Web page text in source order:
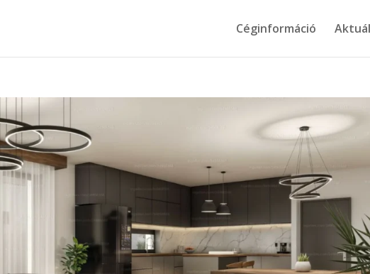
Céginformáció